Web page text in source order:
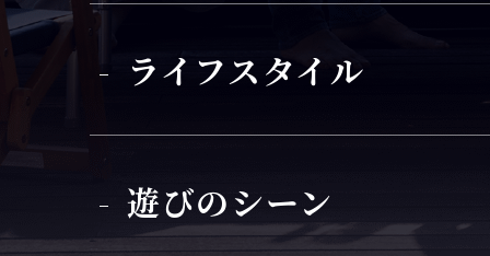
ライフスタイル
遊びのシーン